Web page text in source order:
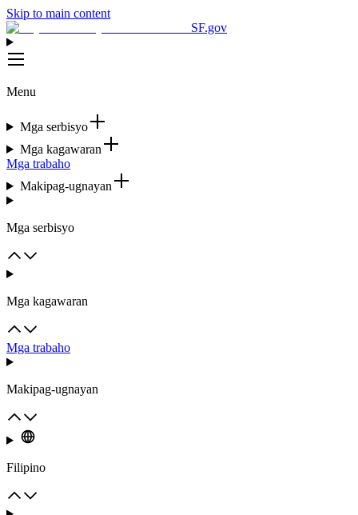
Skip to main content
SF.gov
Menu
Mga serbisyo
Mga kagawaran
Mga trabaho
Makipag-ugnayan
Mga serbisyo
Mga kagawaran
Mga trabaho
Makipag-ugnayan
Filipino